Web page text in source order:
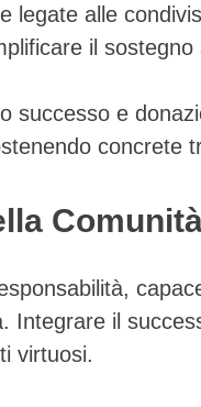
legate alle
il sostegno
successo e
concrete
il
virtuosi.